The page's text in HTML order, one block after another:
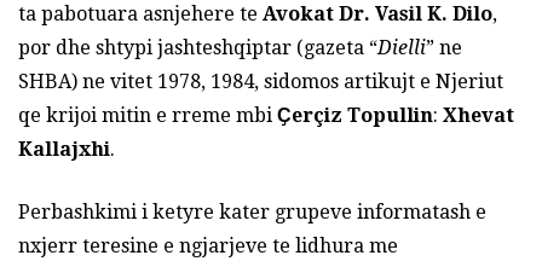
ta pabotuara asnjehere te Avokat Dr. Vasil K. Dilo,
por dhe shtypi jashteshqiptar (gazeta “Dielli” ne
SHBA) ne vitet 1978, 1984, sidomos artikujt e Njeriut
qe krijoi mitin e rreme mbi Ҫerçiz Topullin: Xhevat
Kallajxhi.
Perbashkimi i ketyre kater grupeve informatash e
nxjerr teresine e ngjarjeve te lidhura me